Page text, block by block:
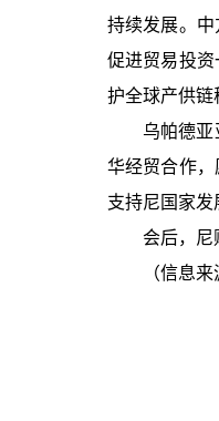
持续发展。中
促进贸易投
护全球产供链
乌帕德
华经贸合作
支持尼国家发
会后，尼
（信息